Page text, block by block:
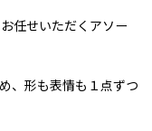
任せいただくアソー
、形も表情も１点ずつ